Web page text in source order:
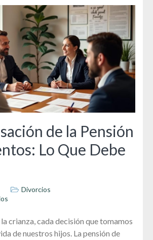
de la Pensión
Lo Que Debe
Divorcios
crianza, cada decisión que tomamos
de nuestros hijos. La pensión de